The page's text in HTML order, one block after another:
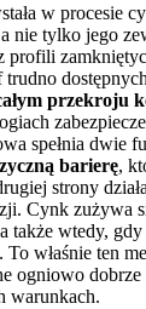
w procesie
nie tylko jego
profili
przekroju
spełnia dwie
barierę,
strony
Cynk zużywa
także wtedy,
właśnie ten
ogniowo dobrze
warunkach.